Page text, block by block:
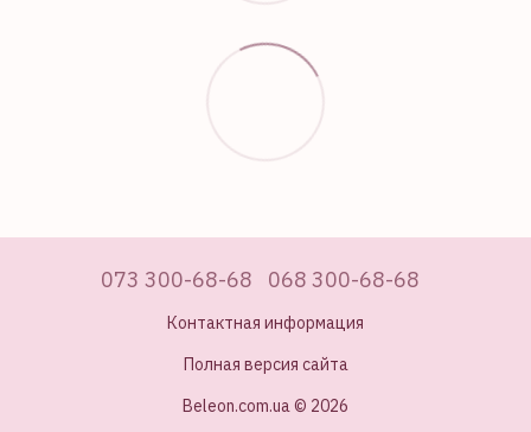
073 300-68-68 068 300-68-68
Контактная информация
Полная версия сайта
Beleon.com.ua © 2026